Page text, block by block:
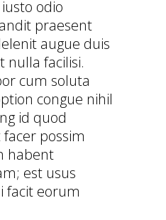
odio
praesent
augue duis
nulla facilisi.
cum soluta
congue nihil
id quod
possim
habent
est usus
facit eorum